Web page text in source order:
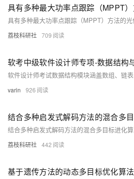
荔枝科研社 709
varin 926
荔枝科研社 442
基于遗传方法的动态多目标优化算法